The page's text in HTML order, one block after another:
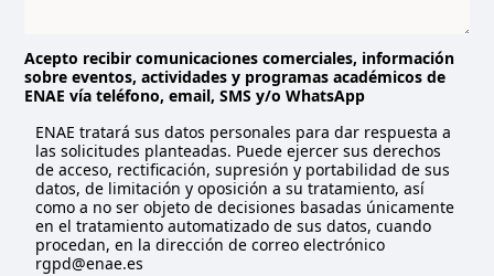
t
e
d
Acepto recibir comunicaciones comerciales, información
sobre eventos, actividades y programas académicos de
ENAE vía teléfono, email, SMS y/o WhatsApp
ENAE tratará sus datos personales para dar respuesta a
las solicitudes planteadas. Puede ejercer sus derechos
de acceso, rectificación, supresión y portabilidad de sus
datos, de limitación y oposición a su tratamiento, así
como a no ser objeto de decisiones basadas únicamente
en el tratamiento automatizado de sus datos, cuando
procedan, en la dirección de correo electrónico
rgpd@enae.es